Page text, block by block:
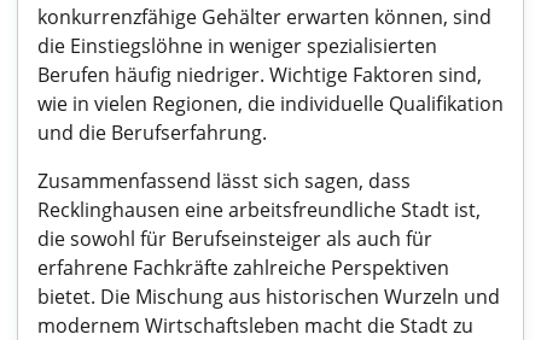
konkurrenzfähige Gehälter erwarten können, sind
die Einstiegslöhne in weniger spezialisierten
Berufen häufig niedriger. Wichtige Faktoren sind,
wie in vielen Regionen, die individuelle Qualifikation
und die Berufserfahrung.
Zusammenfassend lässt sich sagen, dass
Recklinghausen eine arbeitsfreundliche Stadt ist,
die sowohl für Berufseinsteiger als auch für
erfahrene Fachkräfte zahlreiche Perspektiven
bietet. Die Mischung aus historischen Wurzeln und
modernem Wirtschaftsleben macht die Stadt zu